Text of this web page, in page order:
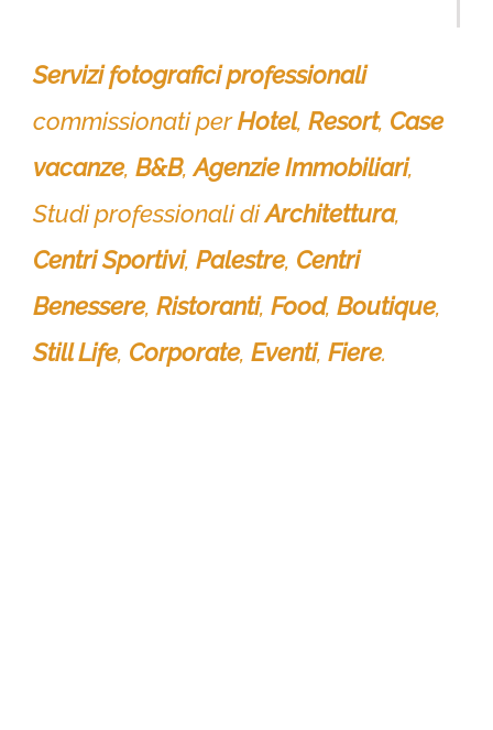
Servizi fotografici professionali
commissionati perHotel, Resort, Case
vacanze, B&B,Agenzie Immobiliari,
Studi professionali diArchitettura,
Centri Sportivi, Palestre, Centri
Benessere, Ristoranti, Food, Boutique,
Still Life, Corporate, Eventi, Fiere.